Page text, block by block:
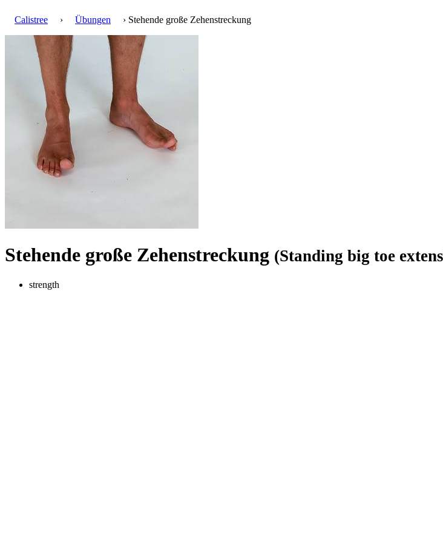
Calistree › Übungen › Stehende große Zehenstreckung
Stehende große Zehenstreckung (Standing big toe
strength